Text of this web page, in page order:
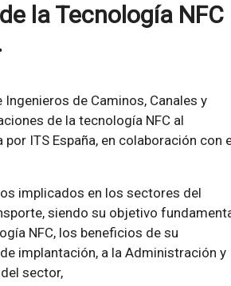
la Tecnología NFC
de Caminos, Canales y
de la tecnología NFC al
ITS España, en colaboración con
implicados en los sectores del
siendo su objetivo
NFC, los beneficios de su
implantación, a la Administración y
sector,